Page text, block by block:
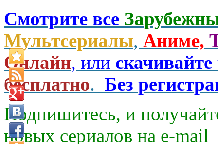
Смотрите все
Мультсериалы, Аниме,
Онлайн, или скачивайте
бесплатно. Без
Подпишитесь, и
новых сериалов на e-mаil